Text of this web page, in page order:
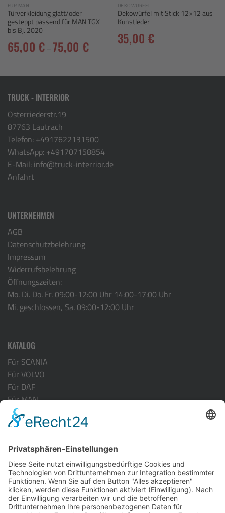
FÜR MAN
Türverkleidung glatt/oder
gesteppt passend für MAN TGX
bis Bj. 2020
65,00 € – 75,00 €
DEKOWÜRFEL
Dekowürfel mit Stick 12×12 aus
Kunstleder
35,00 €
TRUCK - INTERRIOR
Osterriederstr.19
87763 Lautrach
Telefon: +4917622131500
WhatsApp: +491707158854
E-Mail: info@truck-interrior.de
Anfahrt
UNTERNEHMEN
AGB
Datenschutzbelehrung
Impressum
Widerrufsbelehrung
Öffnungszeiten:
Mo. Di. Do. Fr. 09:00-12:00 Uhr 14:00-17:00 Uhr
Mi. geschlossen, Sa. 09:00-12:00 Uhr
KATALOG
Für SCANIA
Für VOLVO
Für DAF
Für MAN
Für ACTROS MP-4
Für RENAULT
INFORMATION
Versandarten
Zahlungsarten
Kontakt